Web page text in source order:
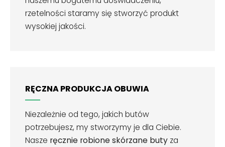
rzetelności staramy się stworzyć produkt
wysokiej jakości.
RĘCZNA PRODUKCJA OBUWIA
Niezależnie od tego, jakich butów
potrzebujesz, my stworzymy je dla Ciebie.
Nasze ręcznie robione skórzane buty za